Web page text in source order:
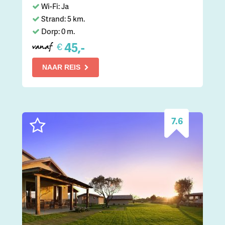
Wi-Fi: Ja
Strand: 5 km.
Dorp: 0 m.
vanaf €45,-
NAAR REIS
7.6